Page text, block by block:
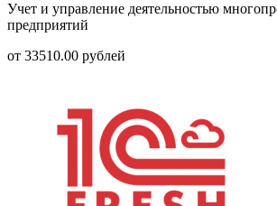
Учет и управление деятельностью
предприятий
от 33510.00 рублей